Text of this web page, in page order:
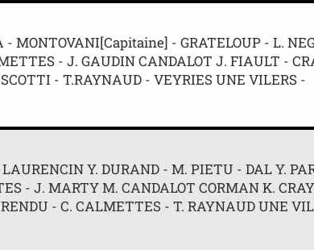
MONTOVANI[Capitaine] - GRATELOUP - L.
- J. GAUDIN CANDALOT J. FIAULT -
- T.RAYNAUD - VEYRIES UNE VILERS -
Y. DURAND - M. PIETU - DAL Y.
- J. MARTY M. CANDALOT CORMAN K.
- C. CALMETTES - T. RAYNAUD UNE